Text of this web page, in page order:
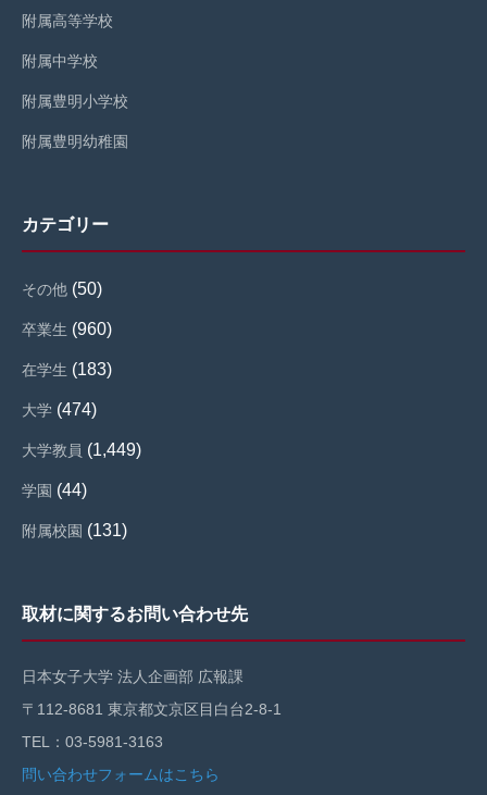
附属高等学校
附属中学校
附属豊明小学校
附属豊明幼稚園
カテゴリー
その他 (50)
卒業生 (960)
在学生 (183)
大学 (474)
大学教員 (1,449)
学園 (44)
附属校園 (131)
取材に関するお問い合わせ先
日本女子大学 法人企画部 広報課
〒112-8681 東京都文京区目白台2-8-1
TEL：03-5981-3163
問い合わせフォームはこちら